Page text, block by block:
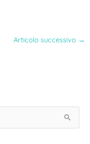
Articolo successivo →